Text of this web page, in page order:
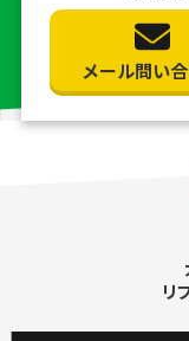
メール問い
リ